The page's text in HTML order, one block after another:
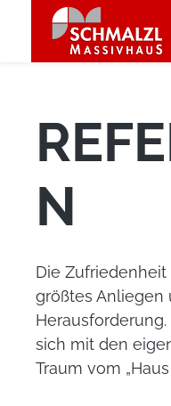
REFERENZEN
N
Die
größtes Anliegen
sich mit den
Traum vom